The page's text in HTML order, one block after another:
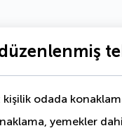
odada
yemekler